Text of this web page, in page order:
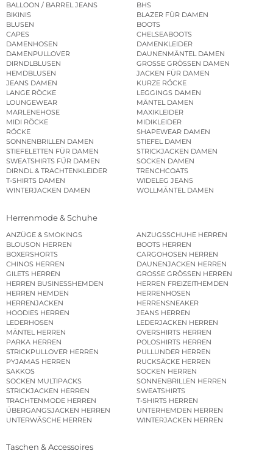
BALLOON / BARREL JEANS
BHS
BIKINIS
BLAZER FÜR DAMEN
BLUSEN
BOOTS
CAPES
CHELSEABOOTS
DAMENHOSEN
DAMENKLEIDER
DAMENPULLOVER
DAUNENMÄNTEL DAMEN
DIRNDLBLUSEN
GROSSE GRÖSSEN DAMEN
HEMDBLUSEN
JACKEN FÜR DAMEN
JEANS DAMEN
KURZE RÖCKE
LANGE RÖCKE
LEGGINGS DAMEN
LOUNGEWEAR
MÄNTEL DAMEN
MARLENEHOSE
MAXIKLEIDER
MIDI RÖCKE
MIDIKLEIDER
RÖCKE
SHAPEWEAR DAMEN
SONNENBRILLEN DAMEN
STIEFEL DAMEN
STIEFELETTEN FÜR DAMEN
STRICKJACKEN DAMEN
SWEATSHIRTS FÜR DAMEN
SOCKEN DAMEN
DIRNDL & TRACHTENKLEIDER
TRENCHCOATS
T-SHIRTS DAMEN
WIDELEG JEANS
WINTERJACKEN DAMEN
WOLLMÄNTEL DAMEN
Herrenmode & Schuhe
ANZÜGE & SMOKINGS
ANZUGSSCHUHE HERREN
BLOUSON HERREN
BOOTS HERREN
BOXERSHORTS
CARGOHOSEN HERREN
CHINOS HERREN
DAUNENJACKEN HERREN
GILETS HERREN
GROSSE GRÖSSEN HERREN
HERREN BUSINESSHEMDEN
HERREN FREIZEITHEMDEN
HERREN HEMDEN
HERRENHOSEN
HERRENJACKEN
HERRENSNEAKER
HOODIES HERREN
JEANS HERREN
LEDERHOSEN
LEDERJACKEN HERREN
MÄNTEL HERREN
OVERSHIRTS HERREN
PARKA HERREN
POLOSHIRTS HERREN
STRICKPULLOVER HERREN
PULLUNDER HERREN
PYJAMAS HERREN
RUCKSÄCKE HERREN
SAKKOS
SOCKEN HERREN
SOCKEN MULTIPACKS
SONNENBRILLEN HERREN
STRICKJACKEN HERREN
SWEATSHIRTS
TRACHTENMODE HERREN
T-SHIRTS HERREN
ÜBERGANGSJACKEN HERREN
UNTERHEMDEN HERREN
UNTERWÄSCHE HERREN
WINTERJACKEN HERREN
Taschen & Accessoires